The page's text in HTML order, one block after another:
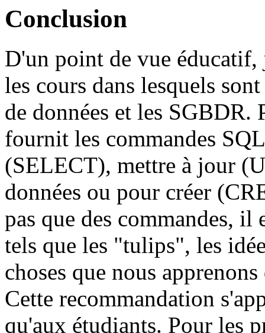
Conclusion
D'un point de vue
les cours dans lesquels
de données et les
fournit les commandes
(SELECT), mettre à jour
données ou pour créer
pas que des commandes,
tels que les "tulips", les
choses que nous
Cette recommandation
qu'aux étudiants. Pour les